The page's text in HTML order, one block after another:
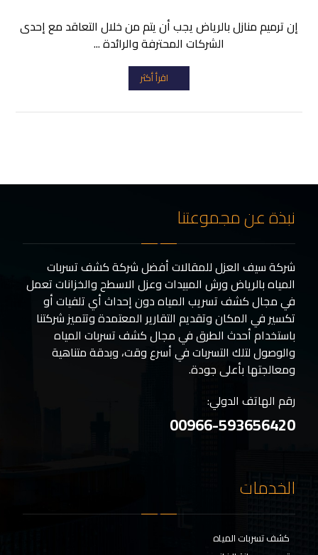
إن ترميم منازل بالرياض يجب أن يتم من خلال التعاقد مع إحدى
الشركات المحترفة والرائدة ...
اقرأ أكثر
نبذة عن مجموعتنا
شركة سيف العزل للمقالات أفضل شركة كشف تسربات
المياه بالرياض ورش المبيدات وعزل الاسطح والخزانات تعمل
في مجال كشف تسريب المياه دون إحداث أي تلفيات أو
تكسير في المكان وتقديم التقارير المعتمدة وتتميز شركتنا
باستخدام أحدث الطرق في مجال كشف تسربات المياه
والوصول لتلك التسربات في أسرع وقت، وبدقة متناهية
ومعالجتها بأعلى جودة.
رقم الهاتف الدولي:
00966-593656420
الخدمات
كشف تسربات المياه